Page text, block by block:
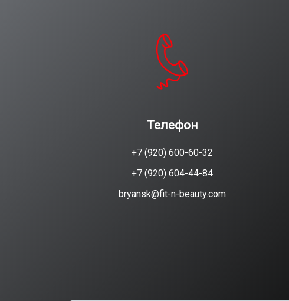
Телефон
+7 (920) 600-60-32
+7 (920) 604-44-84
bryansk@fit-n-beauty.com